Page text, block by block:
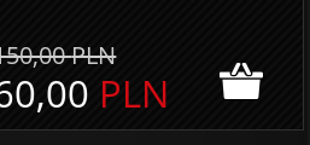
PLN
PLN